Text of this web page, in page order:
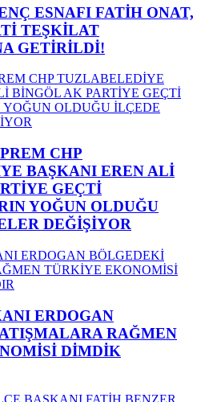
ESNAFI FATİH ONAT,
TEŞKİLAT
GETİRİLDİ!
CHP
BAŞKANI EREN ALİ
GEÇTİ
YOĞUN OLDUĞU
DEĞİŞİYOR
ERDOGAN
RAĞMEN
DİMDİK